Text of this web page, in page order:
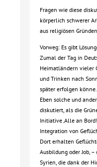
Fragen wie diese
körperlich schwerer
aus religiösen
Vorweg: Es gibt
Zumal der Tag in
Heimatländern vieler
und Trinken nach
später erfolgen könne.
Eben solche und
diskutiert, als die
Initiative ‚Alle an
Integration von
Dort erhalten
Ausbildung oder Job,
Syrien, die dank der